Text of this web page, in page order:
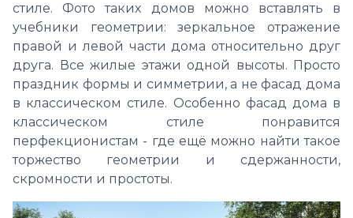
стиле. Фото таких домов можно вставлять в
учебники геометрии: зеркальное отражение
правой и левой части дома относительно друг
друга. Все жилые этажи одной высоты. Просто
праздник формы и симметрии, а не фасад дома
в классическом стиле. Особенно фасад дома в
классическом стиле понравится
перфекционистам - где ещё можно найти такое
торжество геометрии и сдержанности,
скромности и простоты.